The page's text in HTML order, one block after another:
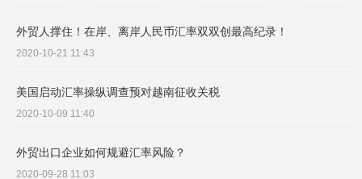
外贸人撑住！在岸、离岸人民币汇率双双创最高纪录！
2020-10-21 11:43
美国启动汇率操纵调查预对越南征收关税
2020-10-09 11:40
外贸出口企业如何规避汇率风险？
2020-09-28 11:03